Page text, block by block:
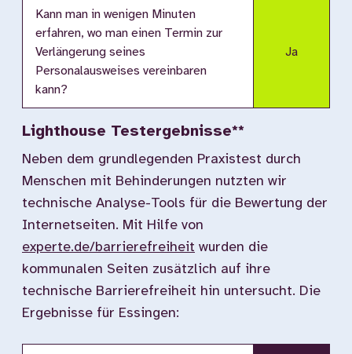
Kann man in wenigen Minuten
erfahren, wo man einen Termin zur
Verlängerung seines
Personalausweises vereinbaren
kann?
Ja
Lighthouse Testergebnisse**
Neben dem grundlegenden Praxistest durch
Menschen mit Behinderungen nutzten wir
technische Analyse-Tools für die Bewertung der
Internetseiten. Mit Hilfe von
experte.de/barrierefreiheit wurden die
kommunalen Seiten zusätzlich auf ihre
technische Barrierefreiheit hin untersucht. Die
Ergebnisse für Essingen: